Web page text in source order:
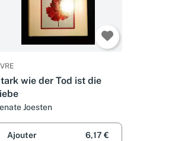
wie der Tod ist die
Joesten
Ajouter 6,17 €